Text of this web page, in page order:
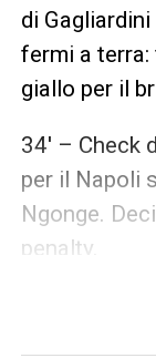
di
fermi a terra:
giallo per il
34′ – Check
per il Napoli
Ngonge.
penalty.
40′ –